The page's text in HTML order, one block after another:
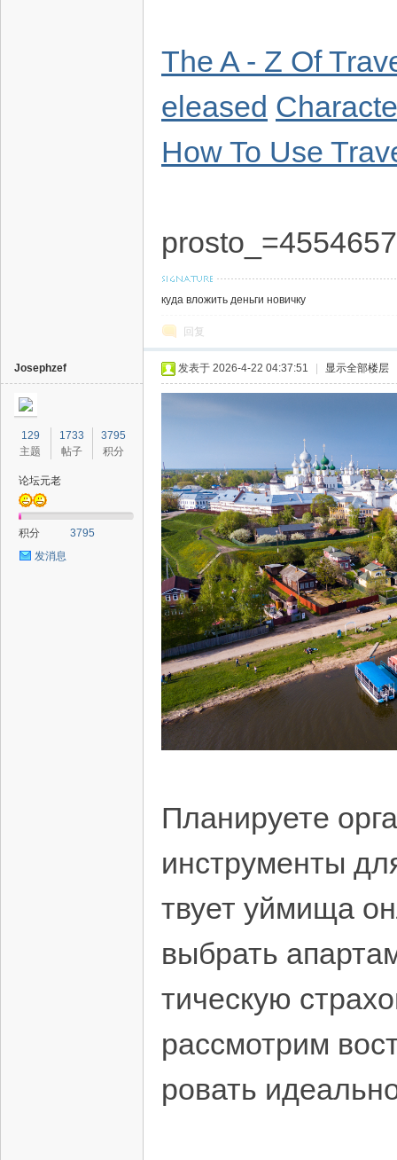
The A - Z Of
eleased
How To Use
куда вложить деньги новичку
回复
Josephzef
129
主题
1733
帖子
3795
积分
论坛元老
积分
3795
发消息
发表于 2026-4-22 04:37:51 显示全部楼层
Планируете
инструменты
твует уймища
выбрать
тическую
рассмотрим
ровать